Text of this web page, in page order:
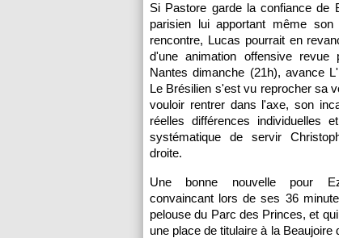
Si Pastore garde la confiance de
parisien lui apportant même
rencontre, Lucas pourrait en
d'une animation offensive
Nantes dimanche (21h), avance
Le Brésilien s'est vu reprocher sa
vouloir rentrer dans l'axe, son
réelles différences individuelles
systématique de servir
droite.
Une bonne nouvelle pour
convaincant lors de ses 36
pelouse du Parc des Princes, et
une place de titulaire à la